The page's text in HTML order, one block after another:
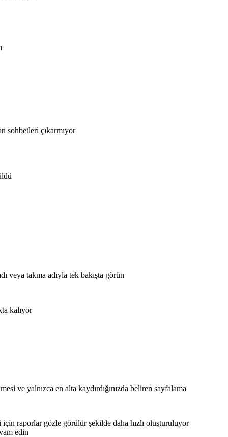
sohbetleri çıkarmıyor
veya takma adıyla tek bakışta görün
kalıyor
ve yalnızca en alta kaydırdığınızda beliren sayfalama
raporlar gözle görülür şekilde daha hızlı oluşturuluyor
edin